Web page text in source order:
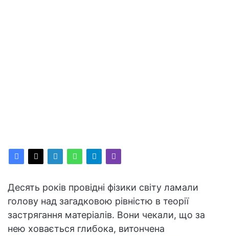
Десять років провідні фізики світу ламали
голову над загадковою рівністю в теорії
застрягання матеріалів. Вони чекали, що за
нею ховається глибока, витончена